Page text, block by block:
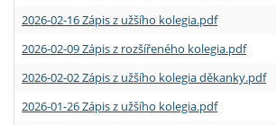
2026-02-16 Zápis z užšího kolegia.pdf
2026-02-09 Zápis z rozšířeného kolegia.pdf
2026-02-02 Zápis z užšího kolegia děkanky.pdf
2026-01-26 Zápis z užšího kolegia.pdf